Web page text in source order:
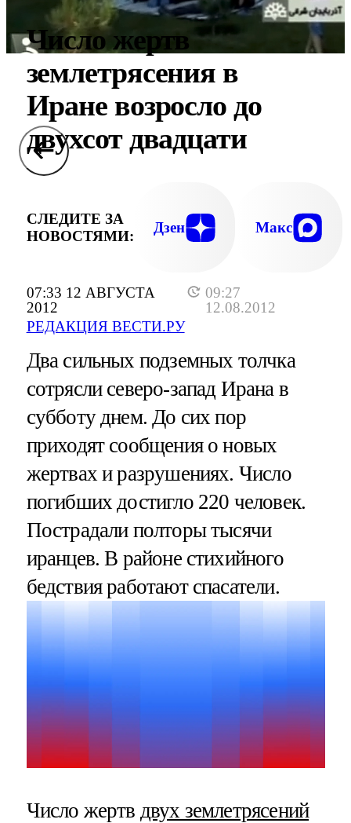
07:33 12 АВГУСТА
2012
09:27
12.08.2012
РЕДАКЦИЯ ВЕСТИ.РУ
Число жертв
землетрясения в
Иране возросло до
двухсот двадцати
СЛЕДИТЕ ЗА
НОВОСТЯМИ:
Дзен Макс
Два сильных подземных толчка
сотрясли северо-запад Ирана в
субботу днем. До сих пор
приходят сообщения о новых
жертвах и разрушениях. Число
погибших достигло 220 человек.
Пострадали полторы тысячи
иранцев. В районе стихийного
бедствия работают спасатели.
Число жертв двух землетрясений